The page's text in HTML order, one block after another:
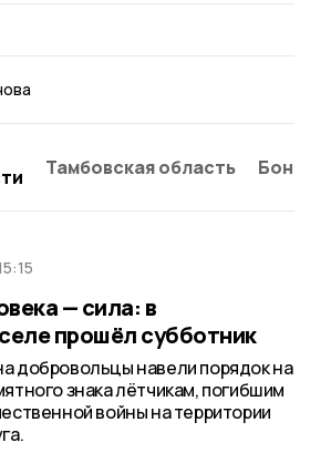
Тамбовская область
— сила: в
прошёл субботник
добровольцы навели порядок на
знака лётчикам, погибшим
войны на территории